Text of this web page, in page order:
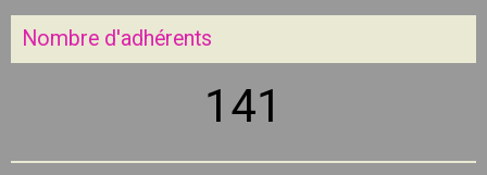
Nombre d'adhérents
141